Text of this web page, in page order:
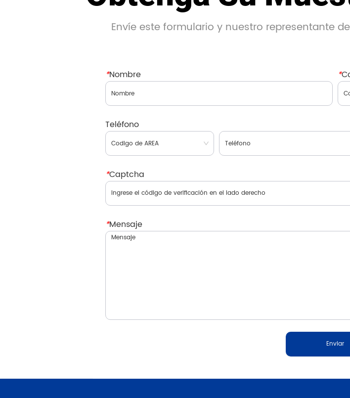
Envíe este formulario y nuestro representante
*Nombre *
Teléfono
*Captcha
*Mensaje
Enviar